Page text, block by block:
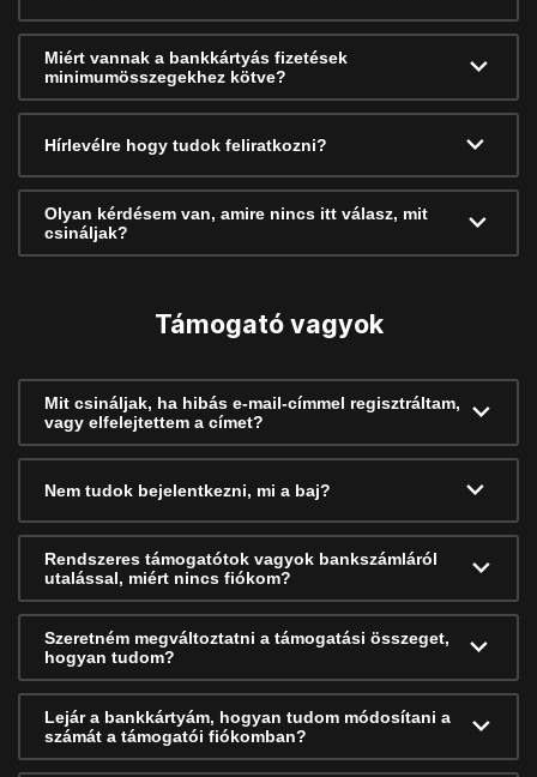
Miért vannak a bankkártyás fizetések
minimumösszegekhez kötve?
Hírlevélre hogy tudok feliratkozni?
Olyan kérdésem van, amire nincs itt válasz, mit
csináljak?
Támogató vagyok
Mit csináljak, ha hibás e-mail-címmel regisztráltam,
vagy elfelejtettem a címet?
Nem tudok bejelentkezni, mi a baj?
Rendszeres támogatótok vagyok bankszámláról
utalással, miért nincs fiókom?
Szeretném megváltoztatni a támogatási összeget,
hogyan tudom?
Lejár a bankkártyám, hogyan tudom módosítani a
számát a támogatói fiókomban?